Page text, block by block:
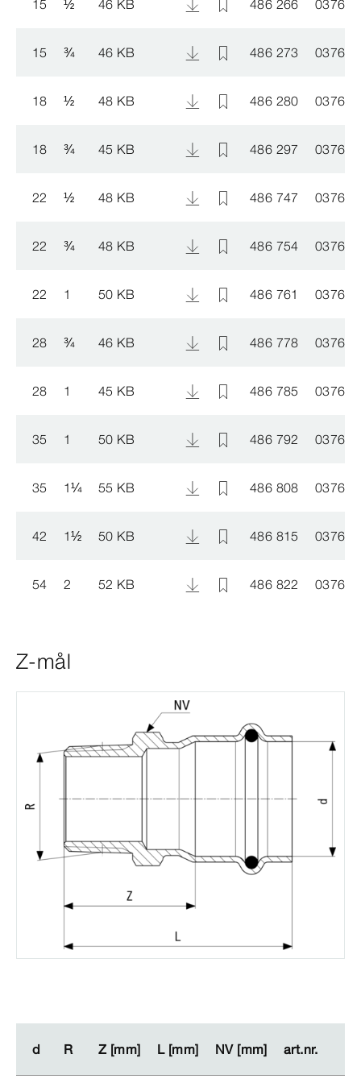
15 ½ 46 KB 486 266
15 ¾ 46 KB 486 273
18 ½ 48 KB 486 280
18 ¾ 45 KB 486 297
22 ½ 48 KB 486 747
22 ¾ 48 KB 486 754
22 1 50 KB 486 761
28 ¾ 46 KB 486 778
28 1 45 KB 486 785
35 1 50 KB 486 792
35 1¼ 55 KB 486 808
42 1½ 50 KB 486 815
54 2 52 KB 486 822
Z-mål
d R Z [mm] L [mm] NV [mm] art.nr.
d R Z [mm] L [mm] NV [mm] art.nr.